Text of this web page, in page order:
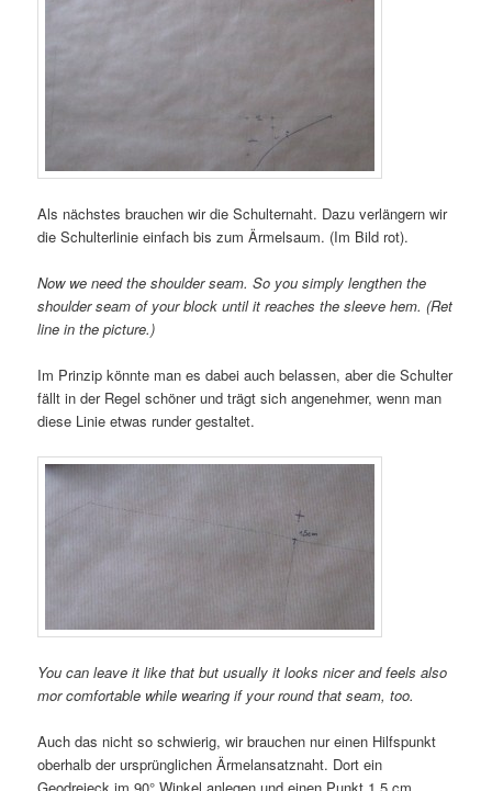
Als nächstes brauchen wir die Schulternaht. Dazu verlängern wir
die Schulterlinie einfach bis zum Ärmelsaum. (Im Bild rot).
Now we need the shoulder seam. So you simply lengthen the
shoulder seam of your block until it reaches the sleeve hem. (Ret
line in the picture.)
Im Prinzip könnte man es dabei auch belassen, aber die Schulter
fällt in der Regel schöner und trägt sich angenehmer, wenn man
diese Linie etwas runder gestaltet.
You can leave it like that but usually it looks nicer and feels also
mor comfortable while wearing if your round that seam, too.
Auch das nicht so schwierig, wir brauchen nur einen Hilfspunkt
oberhalb der ursprünglichen Ärmelansatznaht. Dort ein